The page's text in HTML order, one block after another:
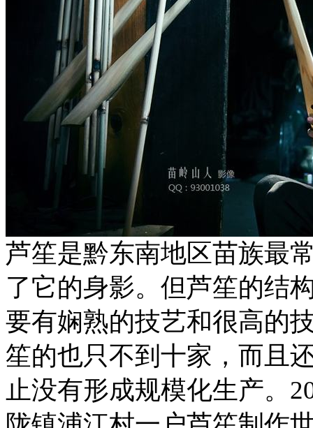
芦笙是黔东南地区苗族最
了它的身影。但芦笙的结
要有娴熟的技艺和很高的
笙的也只不到十家，而且
止没有形成规模化生产。